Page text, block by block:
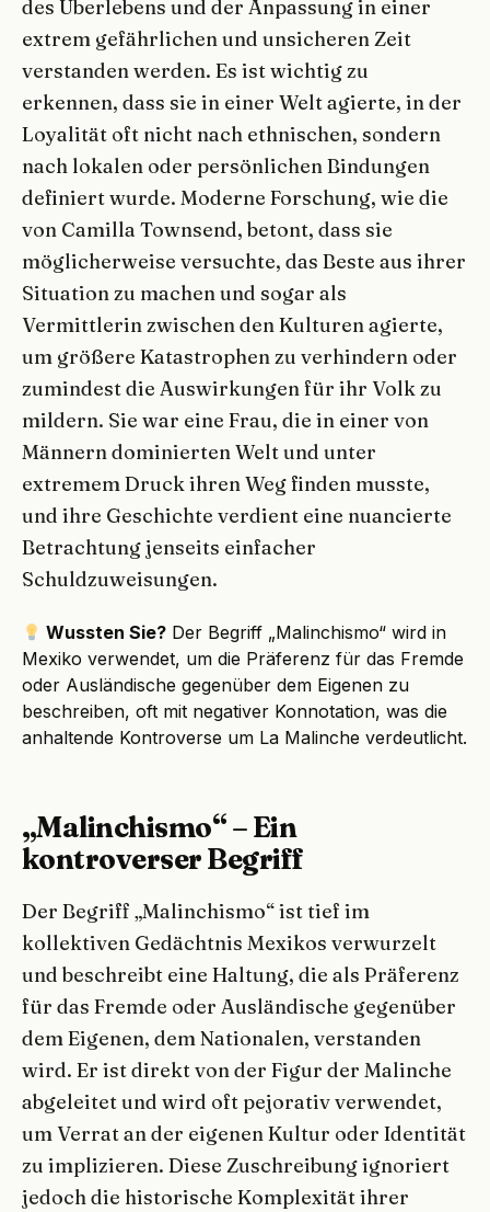
des Überlebens und der Anpassung in einer
extrem gefährlichen und unsicheren Zeit
verstanden werden. Es ist wichtig zu
erkennen, dass sie in einer Welt agierte, in der
Loyalität oft nicht nach ethnischen, sondern
nach lokalen oder persönlichen Bindungen
definiert wurde. Moderne Forschung, wie die
von Camilla Townsend, betont, dass sie
möglicherweise versuchte, das Beste aus ihrer
Situation zu machen und sogar als
Vermittlerin zwischen den Kulturen agierte,
um größere Katastrophen zu verhindern oder
zumindest die Auswirkungen für ihr Volk zu
mildern. Sie war eine Frau, die in einer von
Männern dominierten Welt und unter
extremem Druck ihren Weg finden musste,
und ihre Geschichte verdient eine nuancierte
Betrachtung jenseits einfacher
Schuldzuweisungen.
Wussten Sie? Der Begriff „Malinchismo“ wird in
Mexiko verwendet, um die Präferenz für das Fremde
oder Ausländische gegenüber dem Eigenen zu
beschreiben, oft mit negativer Konnotation, was die
anhaltende Kontroverse um La Malinche verdeutlicht.
„Malinchismo“ – Ein
kontroverser Begriff
Der Begriff „Malinchismo“ ist tief im
kollektiven Gedächtnis Mexikos verwurzelt
und beschreibt eine Haltung, die als Präferenz
für das Fremde oder Ausländische gegenüber
dem Eigenen, dem Nationalen, verstanden
wird. Er ist direkt von der Figur der Malinche
abgeleitet und wird oft pejorativ verwendet,
um Verrat an der eigenen Kultur oder Identität
zu implizieren. Diese Zuschreibung ignoriert
jedoch die historische Komplexität ihrer